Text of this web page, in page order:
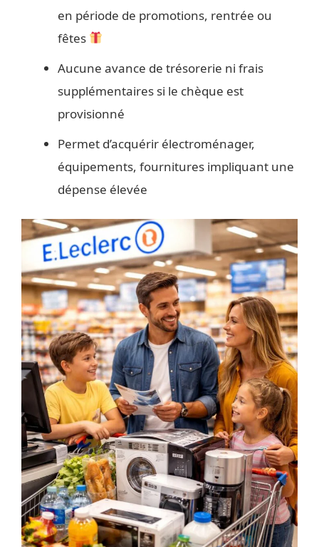
en période de promotions, rentrée ou
fêtes
Aucune avance de trésorerie ni frais
supplémentaires si le chèque est
provisionné
Permet d’acquérir électroménager,
équipements, fournitures impliquant une
dépense élevée